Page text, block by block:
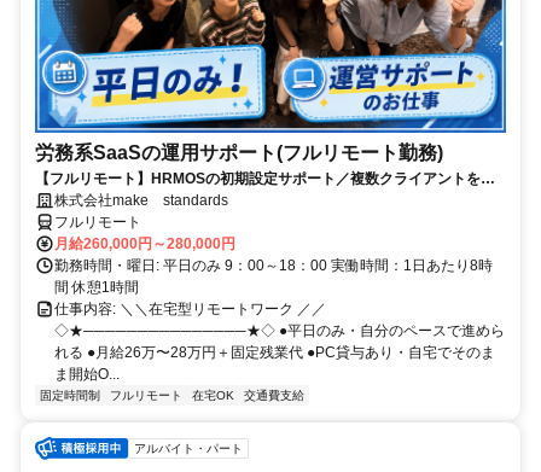
労務系SaaSの運用サポート(フルリモート勤務)
【フルリモート】HRMOSの初期設定サポート／複数クライアントを同
時進行／業務経験無しでもOK
株式会社make standards
フルリモート
月給260,000円～280,000円
勤務時間・曜日: 平日のみ 9：00～18：00 実働時間：1日あたり8時
間 休憩1時間
仕事内容: ＼＼在宅型リモートワーク ／／
◇★───────────────★◇ ●平日のみ・自分のペースで進めら
れる ●月給26万〜28万円＋固定残業代 ●PC貸与あり・自宅でそのま
ま開始O...
固定時間制 フルリモート 在宅OK 交通費支給
アルバイト・パート